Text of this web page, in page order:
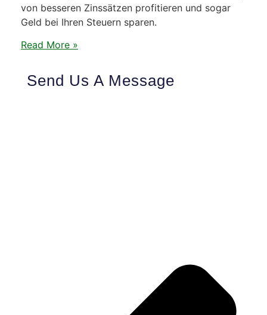
von besseren Zinssätzen profitieren und sogar
Geld bei Ihren Steuern sparen.
Read More »
Send Us A Message